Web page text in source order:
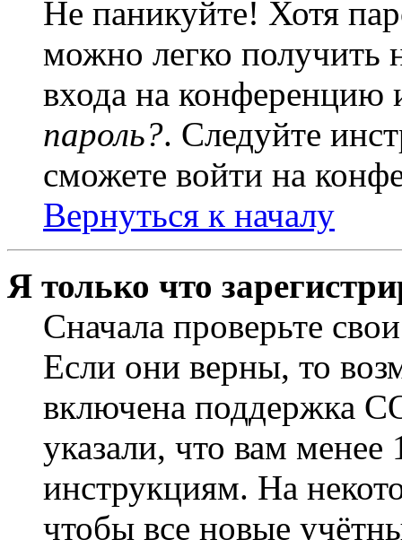
Не паникуйте! Хотя
можно легко получить
входа на
пароль?. Следуйте
сможете войти на
Вернуться к началу
Я только что
Сначала проверьте
Если они верны, то
включена поддержка
указали, что вам
инструкциям. На
чтобы все новые